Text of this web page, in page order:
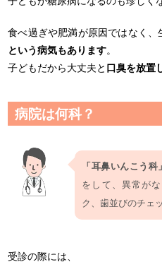
食べ過ぎや肥満が原因ではなく、
という病気もあります。
子どもだから大丈夫と 口臭を放置
病院は何科？
「耳鼻いんこう科」
をして、異常が
ク、歯並びのチェ
受診の際には、